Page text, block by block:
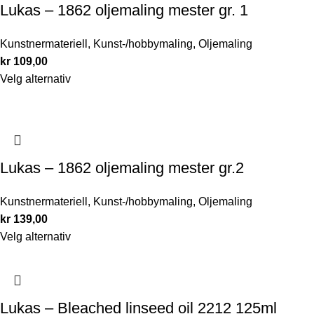
Lukas – 1862 oljemaling mester gr. 1
Kunstnermateriell , Kunst-/hobbymaling, Oljemaling
kr 109,00
Velg alternativ
Lukas – 1862 oljemaling mester gr.2
Kunstnermateriell , Kunst-/hobbymaling, Oljemaling
kr 139,00
Velg alternativ
Lukas – Bleached linseed oil 2212 125ml